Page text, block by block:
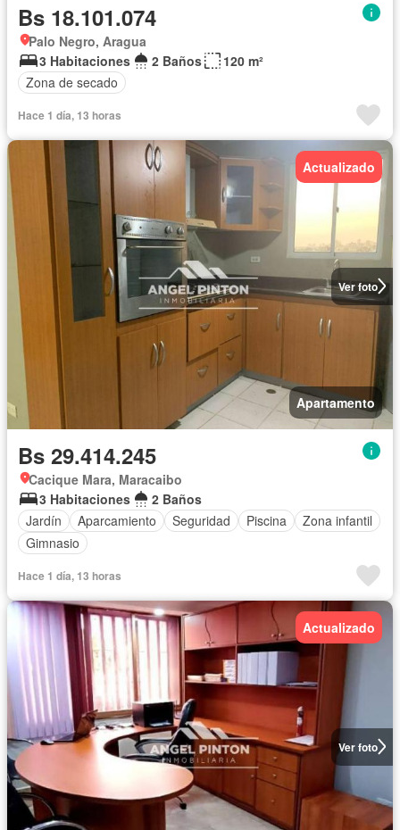
Bs 18.101.074
Palo Negro, Aragua
3 Habitaciones
2 Baños
120 m²
Zona de secado
Hace 1 día, 13 horas
Ver foto
Actualizado
Apartamento
Bs 29.414.245
Cacique Mara, Maracaibo
3 Habitaciones
2 Baños
Jardín
Aparcamiento Seguridad Piscina
Zona infantil
Gimnasio
Hace 1 día, 13 horas
Ver foto
Actualizado